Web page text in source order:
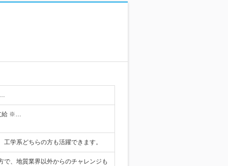
…
給 ※…
学系どちらの方も活躍できます。
、地質業界以外からのチャレンジも